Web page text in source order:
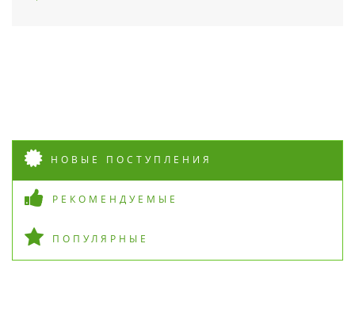
НОВЫЕ ПОСТУПЛЕНИЯ
РЕКОМЕНДУЕМЫЕ
ПОПУЛЯРНЫЕ